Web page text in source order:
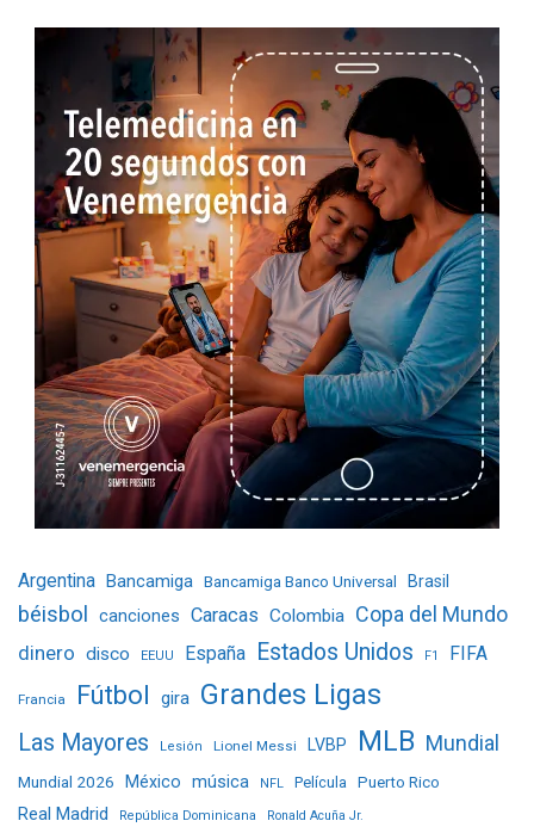
Argentina Bancamiga Bancamiga Banco Universal Brasil
béisbol canciones Caracas Colombia Copa del Mundo
dinero disco EEUU España Estados Unidos F1 FIFA
Francia Fútbol gira Grandes Ligas
Las Mayores Lesión Lionel Messi LVBP MLB Mundial
Mundial 2026 México música NFL Película Puerto Rico
Real Madrid República Dominicana Ronald Acuña Jr.